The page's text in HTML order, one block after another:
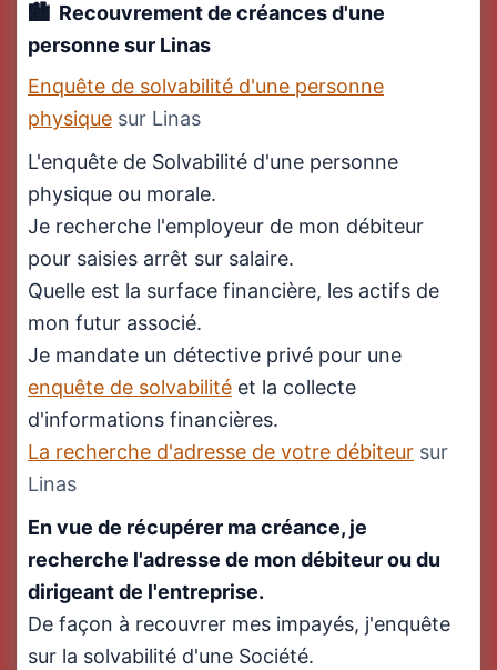
Recouvrement de créances d'une
personne sur Linas
Enquête de solvabilité d'une personne
physique sur Linas
L'enquête de Solvabilité d'une personne
physique ou morale.
Je recherche l'employeur de mon débiteur
pour saisies arrêt sur salaire.
Quelle est la surface financière, les actifs de
mon futur associé.
Je mandate un détective privé pour une
enquête de solvabilité et la collecte
d'informations financières.
La recherche d'adresse de votre débiteur sur
Linas
En vue de récupérer ma créance, je
recherche l'adresse de mon débiteur ou du
dirigeant de l'entreprise.
De façon à recouvrer mes impayés, j'enquête
sur la solvabilité d'une Société.